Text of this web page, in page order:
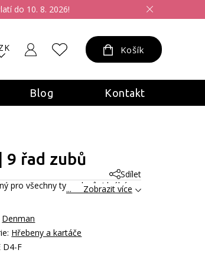
do 10. 8. 2026!
Košík
Blog Kontakt
9 řad zubů
Sdílet
pro všechny typy vlasů. Ideální
... Zobrazit více
Denman
Hřebeny a kartáče
D4-F